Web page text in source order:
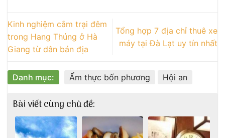
Kinh nghiệm cắm trại đêm
trong Hang Thủng ở Hà
Giang từ dân bản địa
Tổng hợp 7 địa chỉ thuê xe
máy tại Đà Lạt uy tín nhất
Danh mục: Ẩm thực bốn phương Hội an
Bài viết cùng chủ đề: